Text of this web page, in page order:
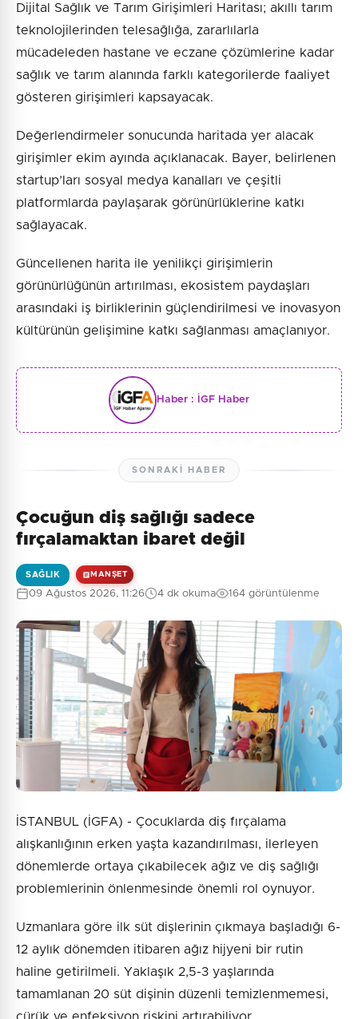
Dijital Sağlık ve Tarım Girişimleri Haritası; akıllı tarım
teknolojilerinden telesağlığa, zararlılarla
mücadeleden hastane ve eczane çözümlerine kadar
sağlık ve tarım alanında farklı kategorilerde faaliyet
gösteren girişimleri kapsayacak.
Değerlendirmeler sonucunda haritada yer alacak
girişimler ekim ayında açıklanacak. Bayer, belirlenen
startup’ları sosyal medya kanalları ve çeşitli
platformlarda paylaşarak görünürlüklerine katkı
sağlayacak.
Güncellenen harita ile yenilikçi girişimlerin
görünürlüğünün artırılması, ekosistem paydaşları
arasındaki iş birliklerinin güçlendirilmesi ve inovasyon
kültürünün gelişimine katkı sağlanması amaçlanıyor.
Haber : İGF Haber
SONRAKI HABER
Çocuğun diş sağlığı sadece
fırçalamaktan ibaret değil
SAĞLIK MANŞET
09 Ağustos 2026, 11:26 4 dk okuma 164 görüntülenme
İSTANBUL (İGFA) - Çocuklarda diş fırçalama
alışkanlığının erken yaşta kazandırılması, ilerleyen
dönemlerde ortaya çıkabilecek ağız ve diş sağlığı
problemlerinin önlenmesinde önemli rol oynuyor.
Uzmanlara göre ilk süt dişlerinin çıkmaya başladığı 6-
12 aylık dönemden itibaren ağız hijyeni bir rutin
haline getirilmeli. Yaklaşık 2,5-3 yaşlarında
tamamlanan 20 süt dişinin düzenli temizlenmemesi,